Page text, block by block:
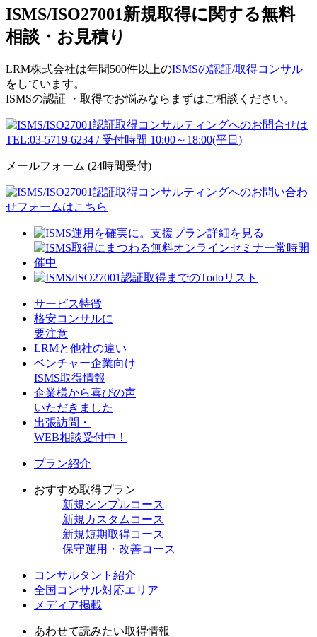
ISMS/ISO27001新規取得に関する無料
相談・お見積り
LRM株式会社は年間500件以上のISMSの認証/取得コンサル
をしています。
ISMSの認証 ・取得でお悩みならまずはご相談ください。
メールフォーム (24時間受付)
サービス特徴
格安コンサルに
要注意
LRMと他社の違い
ベンチャー企業向け
ISMS取得情報
企業様から喜びの声
いただきました
出張訪問・
WEB相談受付中！
プラン紹介
おすすめ取得プラン
新規 シンプルコース
新規 カスタムコース
新規短期取得コース
保守運用・改善コース
コンサルタント紹介
全国コンサル対応エリア
メディア掲載
あわせて読みたい取得情報